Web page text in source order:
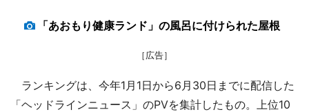
「あおもり健康ランド」の風呂に付けられた屋根
［広告］
ランキングは、今年1月1日から6月30日までに配信した
「ヘッドラインニュース」のPVを集計したもの。上位10